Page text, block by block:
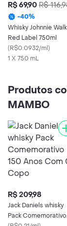
R$ 69,90 R$
-40%
Whisky Johnnie
Red Label 750ml
(R$0.0932/ml)
1 X 750 mL
Produtos
MAMBO
R$ 209,98
Jack Daniels whisky
Pack Comemorativo